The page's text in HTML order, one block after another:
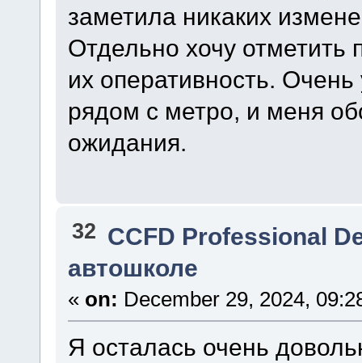
заметила никаких
Отдельно хочу
их оперативность.
рядом с метро, и меня
ожидания.
32 CCFD Professional
автошколе
« on: December 29, 2024,
Я осталась очень